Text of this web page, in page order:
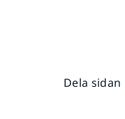
Dela sidan